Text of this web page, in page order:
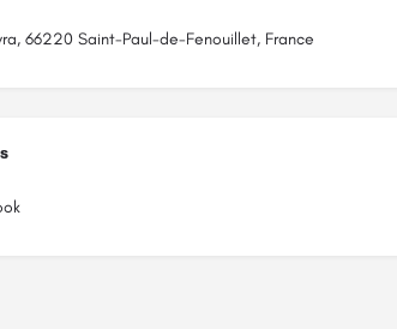
66220 Saint-Paul-de-Fenouillet, France